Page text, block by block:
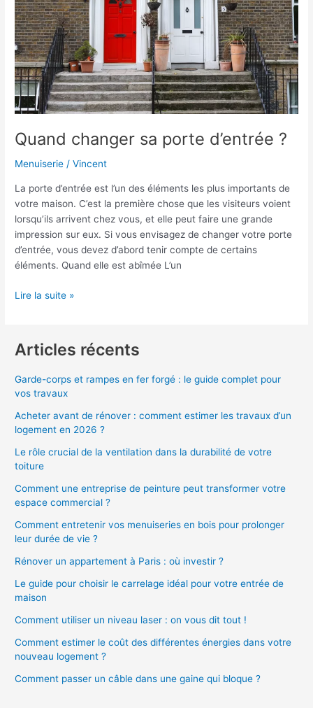
Quand changer sa porte d’entrée ?
Menuiserie /Vincent
La porte d’entrée est l’un des éléments les plus importants de
votre maison. C’est la première chose que les visiteurs voient
lorsqu’ils arrivent chez vous, et elle peut faire une grande
impression sur eux. Si vous envisagez de changer votre porte
d’entrée, vous devez d’abord tenir compte de certains
éléments. Quand elle est abîmée L’un
?
Lire la suite »
Articles récents
Garde-corps et rampes en fer forgé : le guide complet pour
vos travaux
Acheter avant de rénover : comment estimer les travaux d’un
logement en 2026 ?
Le rôle crucial de la ventilation dans la durabilité de votre
toiture
Comment une entreprise de peinture peut transformer votre
espace commercial ?
Comment entretenir vos menuiseries en bois pour prolonger
leur durée de vie ?
Rénover un appartement à Paris : où investir ?
Le guide pour choisir le carrelage idéal pour votre entrée de
maison
Comment utiliser un niveau laser : on vous dit tout !
Comment estimer le coût des différentes énergies dans votre
nouveau logement ?
Comment passer un câble dans une gaine qui bloque ?